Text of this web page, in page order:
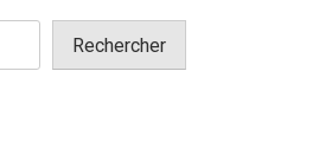
Rechercher